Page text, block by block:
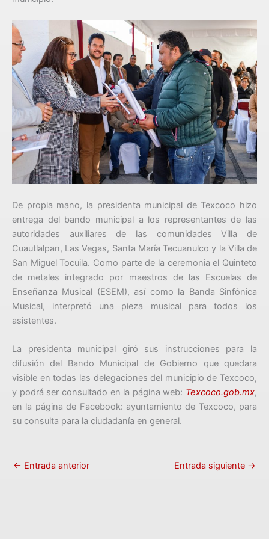
De propia mano, la presidenta municipal de Texcoco hizo
entrega del bando municipal a los representantes de las
autoridades auxiliares de las comunidades Villa de
Cuautlalpan, Las Vegas, Santa María Tecuanulco y la Villa de
San Miguel Tocuila. Como parte de la ceremonia el Quinteto
de metales integrado por maestros de las Escuelas de
Enseñanza Musical (ESEM), así como la Banda Sinfónica
Musical, interpretó una pieza musical para todos los
asistentes.
La presidenta municipal giró sus instrucciones para la
difusión del Bando Municipal de Gobierno que quedara
visible en todas las delegaciones del municipio de Texcoco,
y podrá ser consultado en la página web: Texcoco.gob.mx,
en la página de Facebook: ayuntamiento de Texcoco, para
su consulta para la ciudadanía en general.
← Entrada anterior Entrada siguiente →